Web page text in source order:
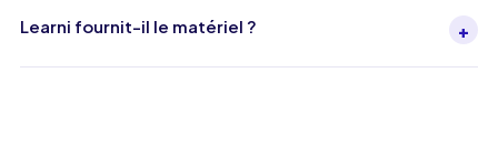
Learni fournit-il le matériel ? +